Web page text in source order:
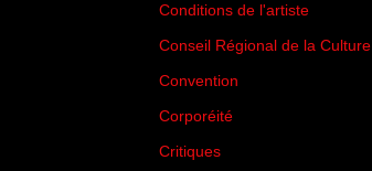
Conditions de l'artiste
Conseil Régional de la Culture
Convention
Corporéité
Critiques